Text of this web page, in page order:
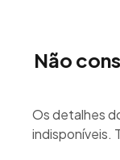
Não
Os detalhes
indisponíveis.